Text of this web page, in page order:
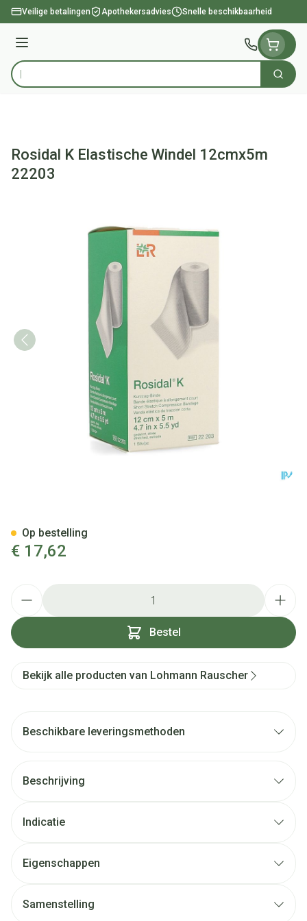
Ga naar de inhoud
Veilige betalingen Apothekersadvies Snelle beschikbaarheid
Menu
Product, merk, categorie... Zoek
Rosidal K Elastische Windel 12cmx5m
22203
€ 17,62
Bestel
Op bestelling
Bekijk alle producten van Lohmann Rauscher
Beschikbare leveringsmethoden
Beschrijving
Indicatie
Eigenschappen
Samenstelling